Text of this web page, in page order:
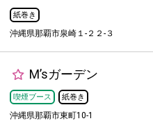
紙巻き
沖縄県那覇市泉崎１-２２-３
M’sガーデン
喫煙ブース 紙巻き
沖縄県那覇市東町10-1